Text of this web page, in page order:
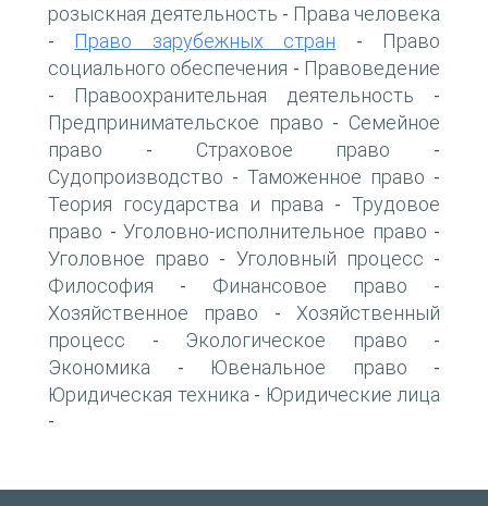
розыскная деятельность - Права человека
- Право зарубежных стран -
Право
социального обеспечения - Правоведение
- Правоохранительная деятельность -
Предпринимательское право - Семейное
право - Страховое право -
Судопроизводство - Таможенное право -
Теория государства и права - Трудовое
право - Уголовно-исполнительное право -
Уголовное право - Уголовный процесс -
Философия - Финансовое право -
Хозяйственное право -Хозяйственный
процесс - Экологическое право -
Экономика - Ювенальное право -
Юридическая техника - Юридические лица
-